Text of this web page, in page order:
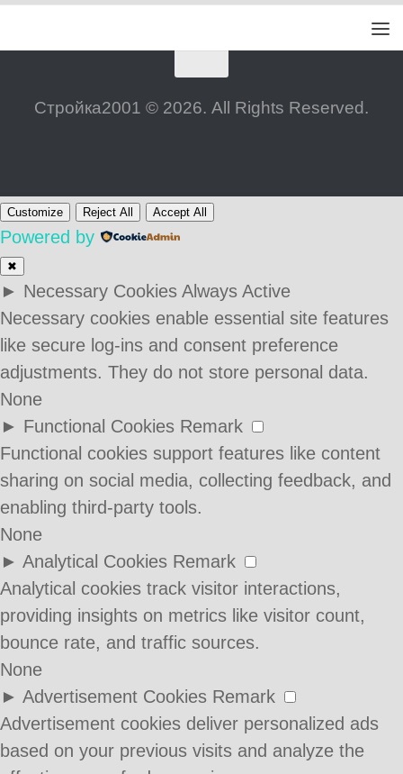
Стройка2001 © 2026. All Rights Reserved.
Customize Reject All Accept All
Powered by
✖
► Necessary Cookies Always Active
Necessary cookies enable essential site features
like secure log-ins and consent preference
adjustments. They do not store personal data.
None
► Functional Cookies Remark
Functional cookies support features like content
sharing on social media, collecting feedback, and
enabling third-party tools.
None
► Analytical Cookies Remark
Analytical cookies track visitor interactions,
providing insights on metrics like visitor count,
bounce rate, and traffic sources.
None
► Advertisement Cookies Remark
Advertisement cookies deliver personalized ads
based on your previous visits and analyze the